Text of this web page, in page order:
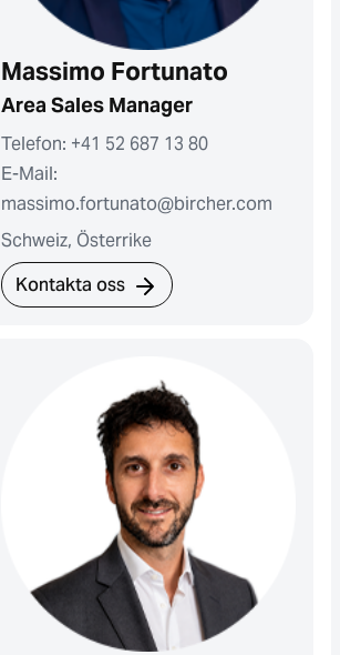
Massimo Fortunato
Area Sales Manager
Telefon: +41 52 687 13 80
E-Mail:
massimo.fortunato@bircher.com
Schweiz, Österrike
Kontakta oss